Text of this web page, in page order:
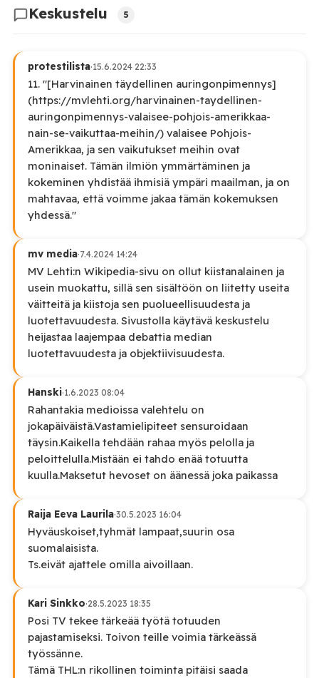
Keskustelu 5
protestilista·15.6.2024 22:33
11. "[Harvinainen täydellinen auringonpimennys]
(https://mvlehti.org/harvinainen-taydellinen-
auringonpimennys-valaisee-pohjois-amerikkaa-
nain-se-vaikuttaa-meihin/) valaisee Pohjois-
Amerikkaa, ja sen vaikutukset meihin ovat
moninaiset. Tämän ilmiön ymmärtäminen ja
kokeminen yhdistää ihmisiä ympäri maailman, ja on
mahtavaa, että voimme jakaa tämän kokemuksen
yhdessä."
mv media·7.4.2024 14:24
MV Lehti:n Wikipedia-sivu on ollut kiistanalainen ja
usein muokattu, sillä sen sisältöön on liitetty useita
väitteitä ja kiistoja sen puolueellisuudesta ja
luotettavuudesta. Sivustolla käytävä keskustelu
heijastaa laajempaa debattia median
luotettavuudesta ja objektiivisuudesta.
Hanski·1.6.2023 08:04
Rahantakia medioissa valehtelu on
jokapäiväistä.Vastamielipiteet sensuroidaan
täysin.Kaikella tehdään rahaa myös pelolla ja
peloittelulla.Mistään ei tahdo enää totuutta
kuulla.Maksetut hevoset on äänessä joka paikassa
Raija Eeva Laurila·30.5.2023 16:04
Hyväuskoiset,tyhmät lampaat,suurin osa
suomalaisista.
Ts.eivät ajattele omilla aivoillaan.
Kari Sinkko·28.5.2023 18:35
Posi TV tekee tärkeää työtä totuuden
pajastamiseksi. Toivon teille voimia tärkeässä
työssänne.
Tämä THL:n rikollinen toiminta pitäisi saada